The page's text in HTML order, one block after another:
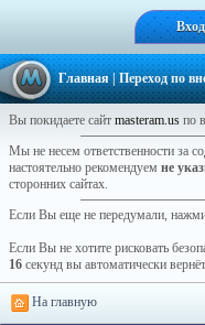
Вход
Главная| Переход по
Вы покидаете сайт masteram.us по
Мы не несем ответственности за
настоятельно рекомендуем не
сторонних сайтах.
Если Вы еще не передумали,
Если Вы не хотите рисковать
16 секунд вы автоматически
На главную